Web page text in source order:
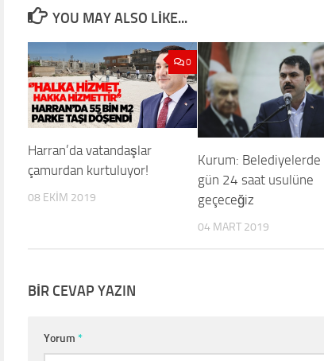
YOU MAY ALSO LIKE...
0
Harran’da vatandaşlar
çamurdan kurtuluyor!
08 EKIM 2019
Kurum: Belediyelerde
gün 24 saat usulüne
geçeceğiz
04 MART 2019
BIR CEVAP YAZIN
Yorum *